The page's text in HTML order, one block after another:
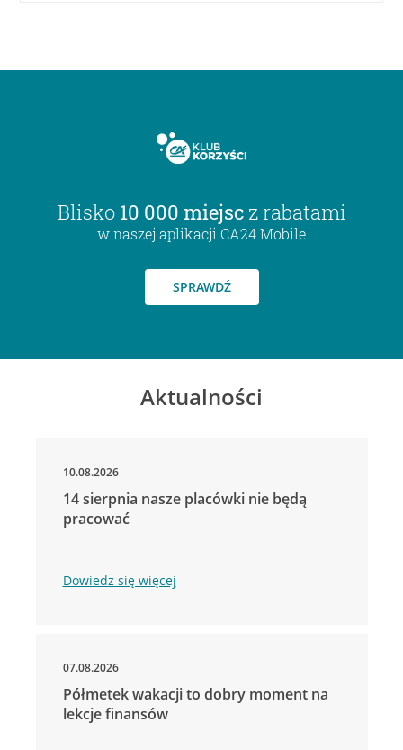
Blisko 10 000 miejsc z rabatami
w naszej aplikacji CA24 Mobile
SPRAWDŹ
Aktualności
10.08.2026
14 sierpnia nasze placówki nie będą
pracować
Dowiedz się więcej
07.08.2026
Półmetek wakacji to dobry moment na
lekcje finansów